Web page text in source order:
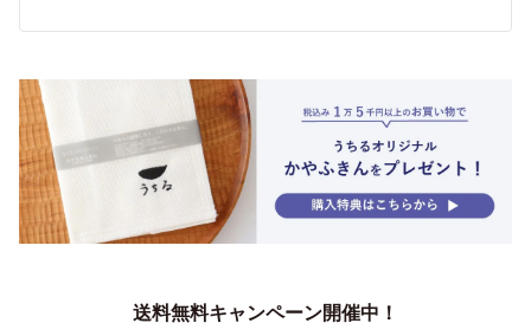
送料無料キャンペーン開催中！